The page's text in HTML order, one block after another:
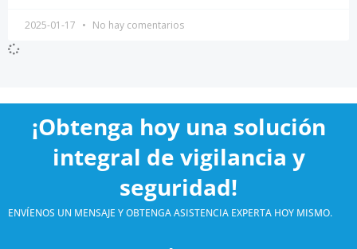
2025-01-17 No hay comentarios
¡Obtenga hoy una solución
integral de vigilancia y
seguridad!
ENVÍENOS UN MENSAJE Y OBTENGA ASISTENCIA EXPERTA HOY MISMO.